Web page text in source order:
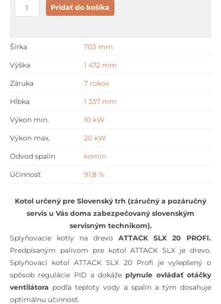
množstvo
Attack
Pridať do košíka
Šírka 703 mm
Výška 1 472 mm
Záruka 7 rokov
Hĺbka 1 337 mm
Výkon min. 10 kW
Výkon max. 20 kW
Odvod spalín komín
Účinnosť 91,8 %
Kotol určený pre Slovenský trh (záručný a pozáručný
servis u Vás doma zabezpečovaný slovenským
servisným technikom).
Splyňovacie kotly na drevo ATTACK SLX 20 PROFI.
Predpísaným palivom pre kotol ATTACK SLX je drevo.
Splyňovací kotol ATTACK SLX 20 Profi je vylepšený o
spôsob regulácie PID a dokáže plynule ovládať otáčky
ventilátora podľa teploty vody a spalín a tým dosahuje
optimálnu účinnosť.